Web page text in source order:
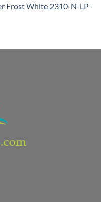
₫.
Frost White 2310-N-LP -